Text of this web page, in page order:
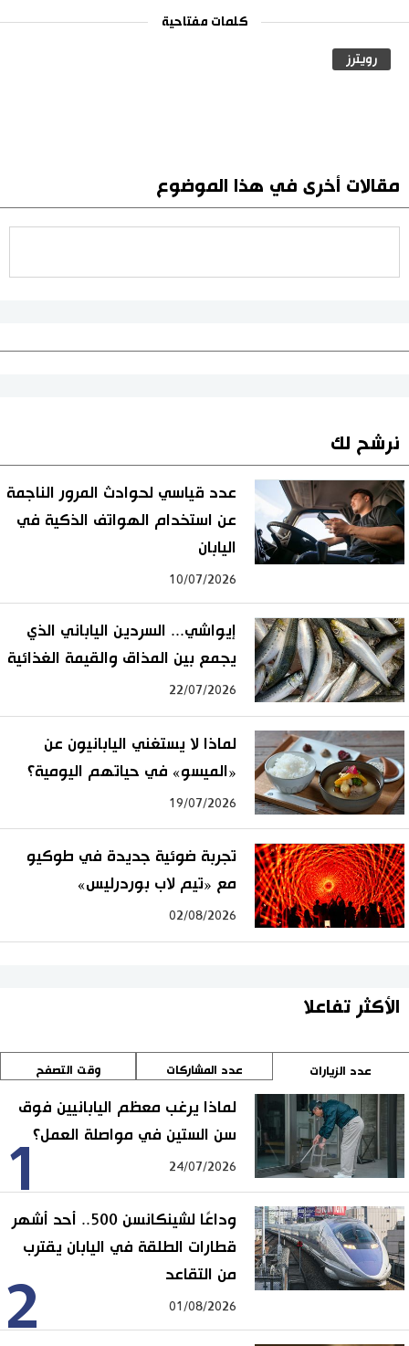
كلمات مفتاحية
رويترز
مقالات أخرى في هذا الموضوع
نرشح لك
عدد قياسي لحوادث المرور الناجمة
عن استخدام الهواتف الذكية في
اليابان
10/07/2026
إيواشي... السردين الياباني الذي
يجمع بين المذاق والقيمة الغذائية
22/07/2026
لماذا لا يستغني اليابانيون عن
«الميسو» في حياتهم اليومية؟
19/07/2026
تجربة ضوئية جديدة في طوكيو
مع «تيم لاب بوردرليس»
02/08/2026
الأكثر تفاعلا
عدد الزيارات عدد المشاركات وقت التصفح
1
لماذا يرغب معظم اليابانيين فوق
سن الستين في مواصلة العمل؟
24/07/2026
2
وداعًا لشينكانسن 500.. أحد أشهر
قطارات الطلقة في اليابان يقترب
من التقاعد
01/08/2026